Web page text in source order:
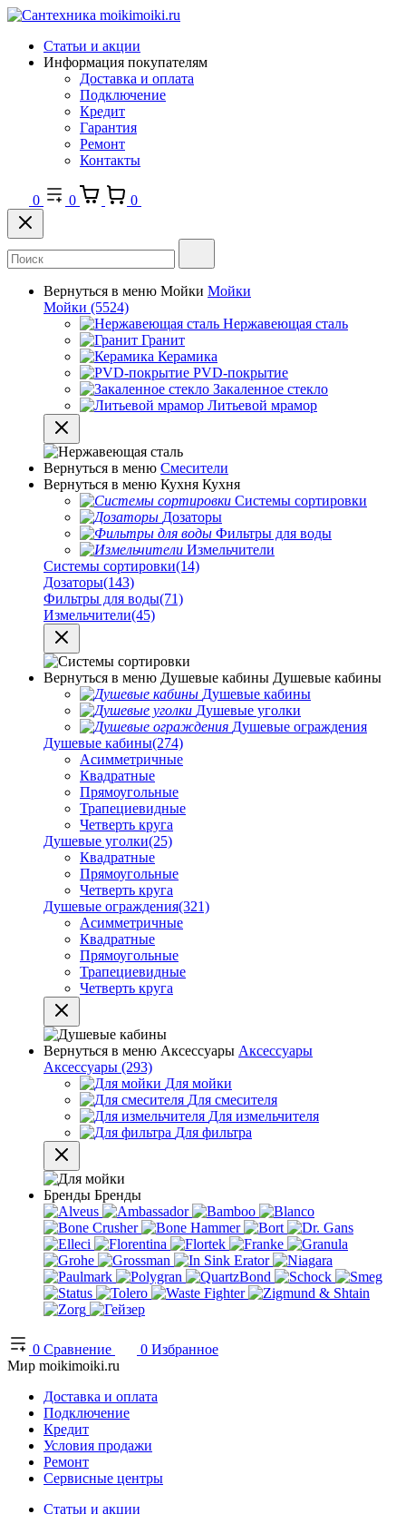
Статьи и акции
Информация покупателям
Доставка и оплата
Подключение
Кредит
Гарантия
Ремонт
Контакты
0 0 0
Вернуться в меню Мойки Мойки
Мойки (5524)
Нержавеющая сталь
Гранит
Керамика
PVD-покрытие
Закаленное стекло
Литьевой мрамор
Вернуться в меню Смесители
Вернуться в меню Кухня Кухня
Системы сортировки
Дозаторы
Фильтры для воды
Измельчители
Системы сортировки(14)
Дозаторы(143)
Фильтры для воды(71)
Измельчители(45)
Вернуться в меню Душевые кабины Душевые кабины
Душевые кабины
Душевые уголки
Душевые ограждения
Душевые кабины(274)
Асимметричные
Квадратные
Прямоугольные
Трапециевидные
Четверть круга
Душевые уголки(25)
Квадратные
Прямоугольные
Четверть круга
Душевые ограждения(321)
Асимметричные
Квадратные
Прямоугольные
Трапециевидные
Четверть круга
Вернуться в меню Аксессуары Аксессуары
Аксессуары (293)
Для мойки
Для смесителя
Для измельчителя
Для фильтра
Бренды Бренды
0 Сравнение 0 Избранное
Мир moikimoiki.ru
Доставка и оплата
Подключение
Кредит
Условия продажи
Ремонт
Сервисные центры
Статьи и акции